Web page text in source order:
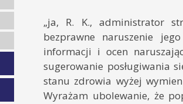
„ja, R. K., administrator
bezprawne naruszenie
informacji i ocen
sugerowanie posługiwania
stanu zdrowia wyżej
Wyrażam ubolewanie, że